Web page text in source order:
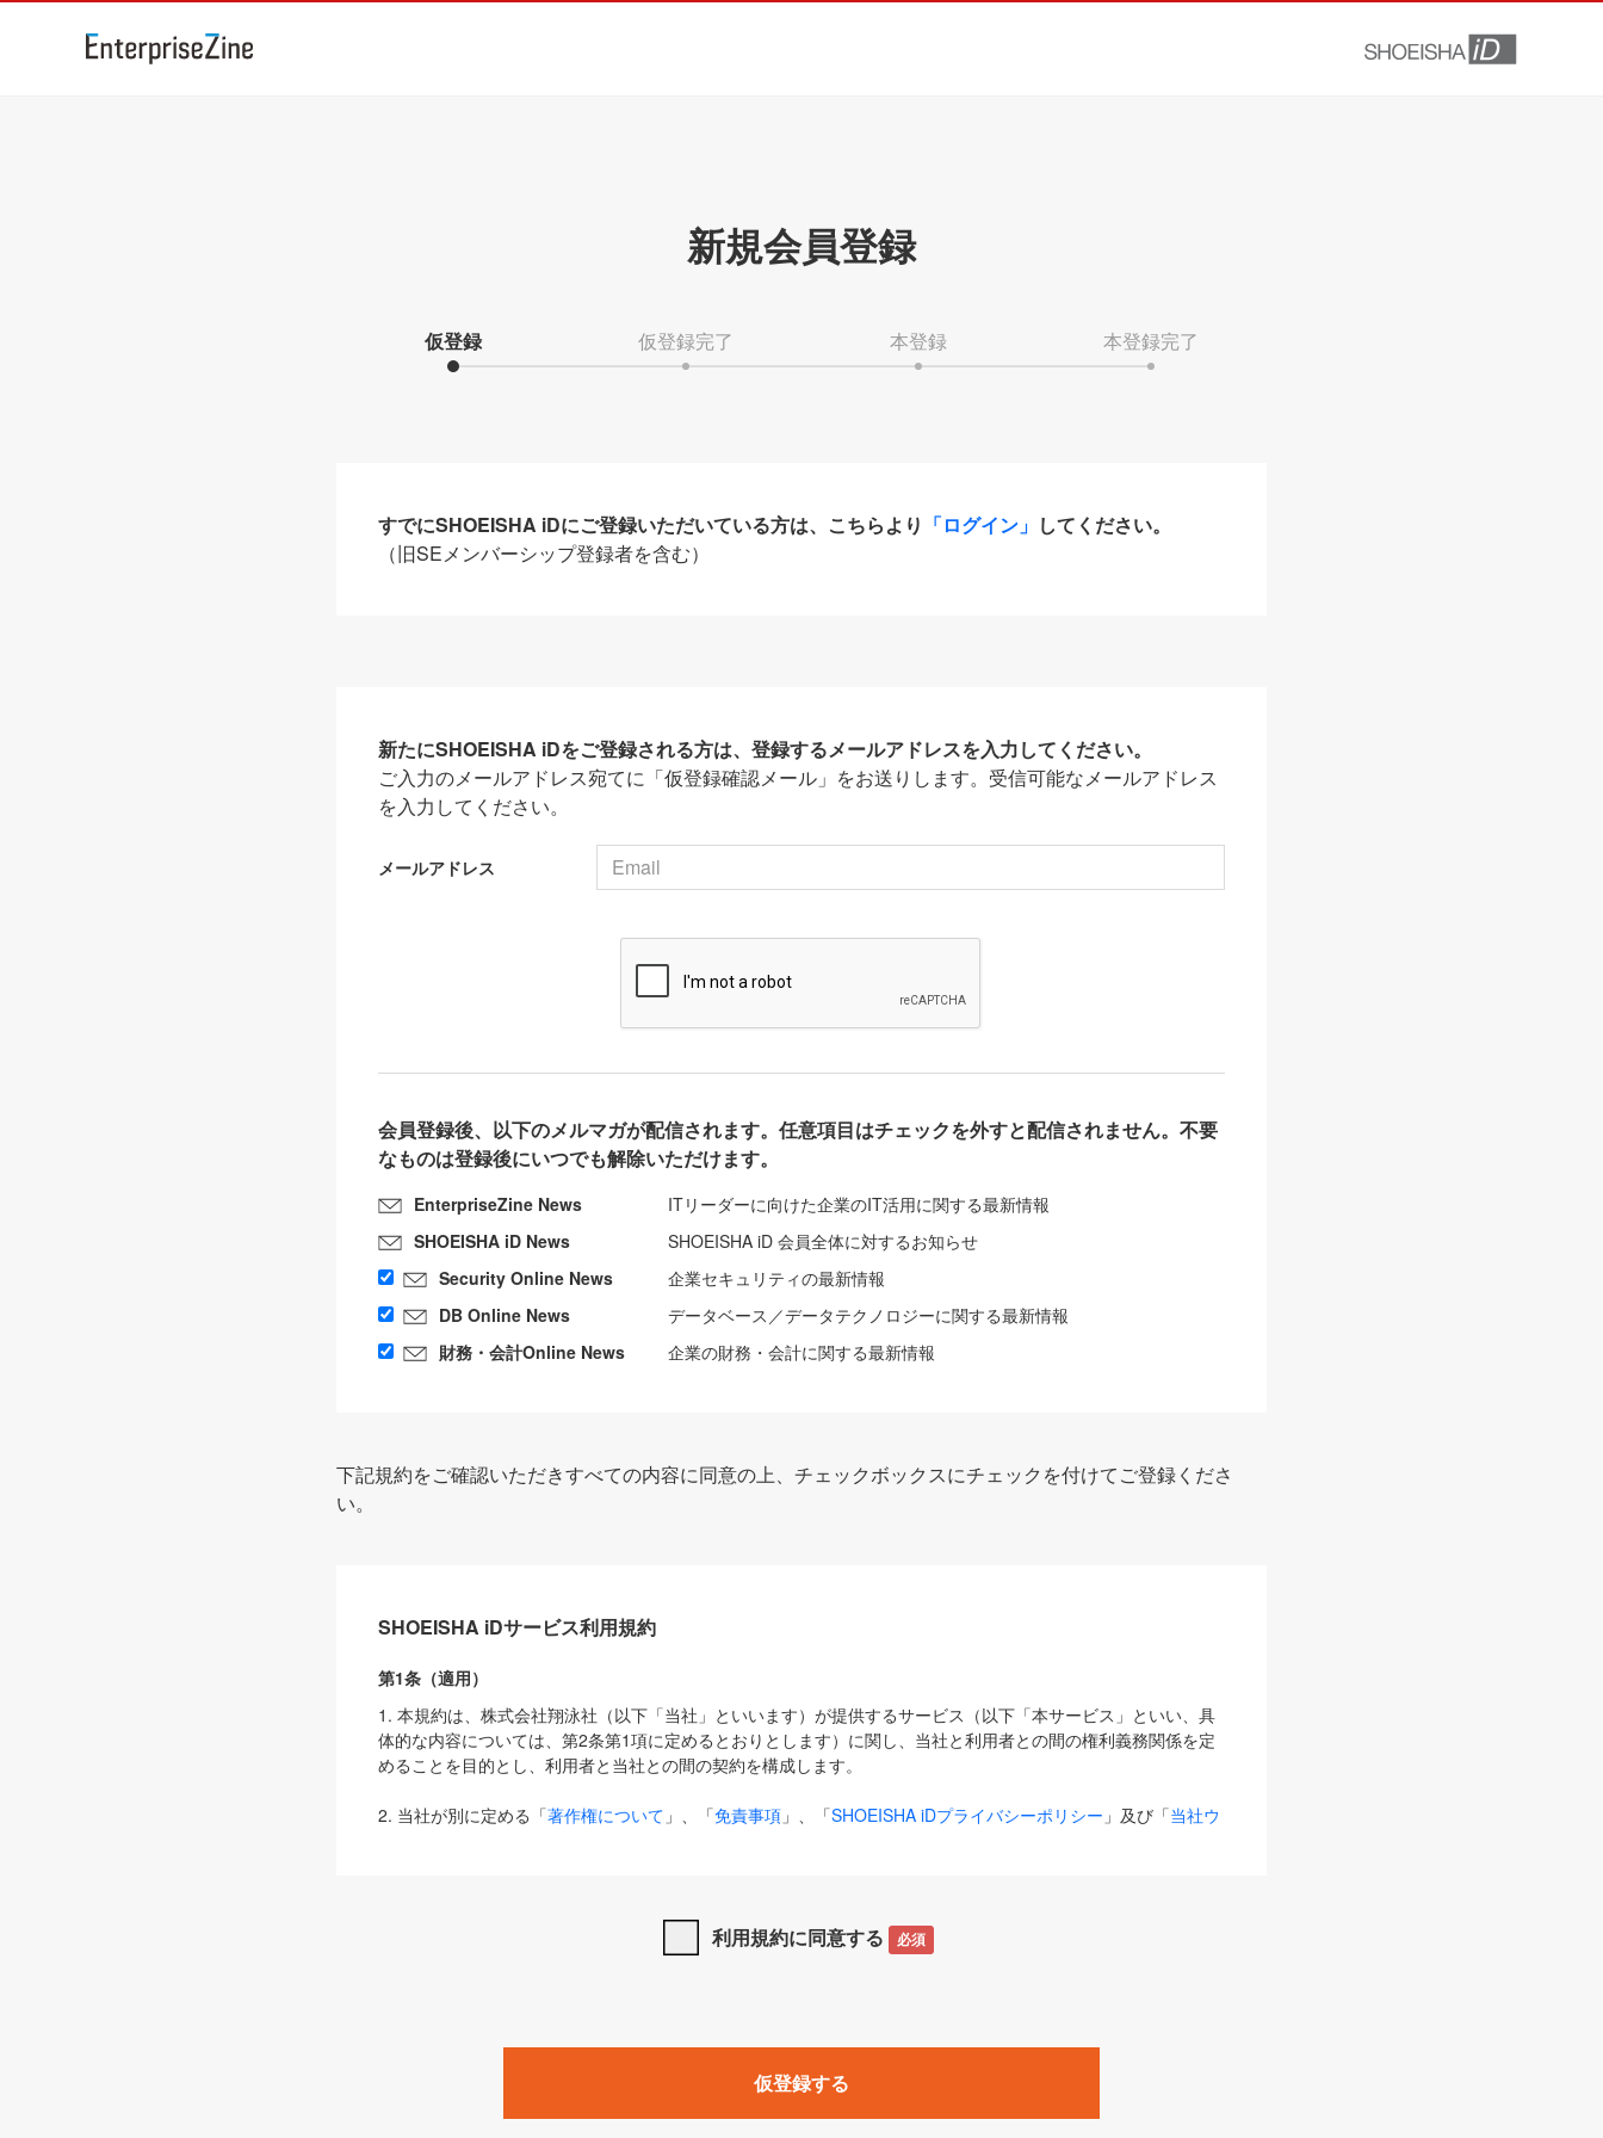
新規会員登録
仮登録 仮登録完了 本登録 本登録完了
すでにSHOEISHA iDにご登録いただいている方は、こちらより 「ログイン」 してください。
（旧SEメンバーシップ登録者を含む）
新たにSHOEISHA iDをご登録される方は、登録するメールアドレスを入力してください。
ご入力のメールアドレス宛てに「仮登録確認メール」をお送りします。受信可能なメールアドレス
を入力してください。
メールアドレス
会員登録後、以下のメルマガが配信されます。任意項目はチェックを外すと配信されません。不要
なものは登録後にいつでも解除いただけます。
EnterpriseZine News
ITリーダーに向けた企業のIT活用に関する最新情報
SHOEISHA iD News
SHOEISHA iD 会員全体に対するお知らせ
Security Online News
企業セキュリティの最新情報
DB Online News
データベース／データテクノロジーに関する最新情報
財務・会計Online News
企業の財務・会計に関する最新情報
下記規約をご確認いただきすべての内容に同意の上、チェックボックスにチェックを付けてご登録くださ
い。
SHOEISHA iDサービス利用規約
第1条（適用）
1. 本規約は、株式会社翔泳社（以下「当社」といいます）が提供するサービス（以下「本サービス」といい、具
体的な内容については、第2条第1項に定めるとおりとします）に関し、当社と利用者との間の権利義務関係を定
めることを目的とし、利用者と当社との間の契約を構成します。
2. 当社が別に定める「著作権について 」、「免責事項 」、「SHOEISHA iDプライバシーポリシー 」及び「当社ウ
は、本規約の規定が優先して適用されるものとします。
1. 「本サービス」とは、当社が提供する以下のサービス（名称や内容が変更された場合、変更後のサービスを含
みます）及びこれらサービスに関連して当社が実施するイベントやキャンペーンをいいます。
「SEBook」「SEShop」「CodeZine」「MarkeZine」「EnterpriseZine」「ECzine」「Biz/Zine」「HRzine」
利用規約に同意する 必須
仮登録する